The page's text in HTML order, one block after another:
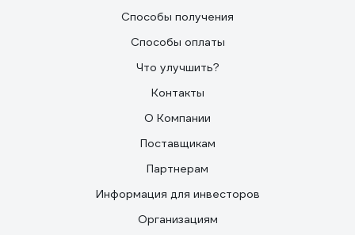
Способы получения
Способы оплаты
Что улучшить?
Контакты
О Компании
Поставщикам
Партнерам
Информация для инвесторов
Организациям